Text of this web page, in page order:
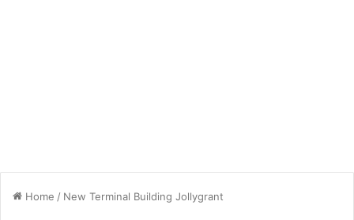
Home / New Terminal Building Jollygrant